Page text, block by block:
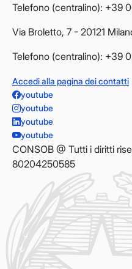
Telefono (centralino): +39
Via Broletto, 7 - 20121
Telefono (centralino): +39
Accedi alla pagina dei contatti
youtube
youtube
youtube
youtube
CONSOB @ Tutti i diritti
80204250585